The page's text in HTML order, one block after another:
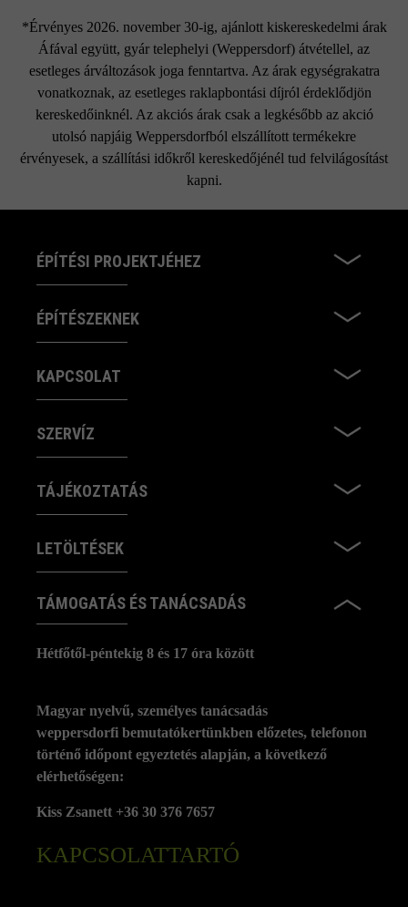
*Érvényes 2026. november 30-ig, ajánlott kiskereskedelmi árak
Áfával együtt, gyár telephelyi (Weppersdorf) átvétellel, az
esetleges árváltozások joga fenntartva. Az árak egységrakatra
vonatkoznak, az esetleges raklapbontási díjról érdeklődjön
kereskedőinknél. Az akciós árak csak a legkésőbb az akció
utolsó napjáig Weppersdorfból elszállított termékekre
érvényesek, a szállítási időkről kereskedőjénél tud felvilágosítást
kapni.
ÉPÍTÉSI PROJEKTJÉHEZ
ÉPÍTÉSZEKNEK
KAPCSOLAT
SZERVÍZ
TÁJÉKOZTATÁS
LETÖLTÉSEK
TÁMOGATÁS ÉS TANÁCSADÁS
Hétfőtől-péntekig 8 és 17 óra között
KAPCSOLATTARTÓ
Magyar nyelvű, személyes tanácsadás
weppersdorfi bemutatókertünkben előzetes, telefonon
történő időpont egyeztetés alapján, a következő
elérhetőségen:
Kiss Zsanett +36 30 376 7657